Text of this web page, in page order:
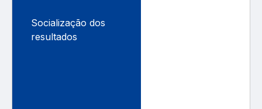
Socialização dos
resultados